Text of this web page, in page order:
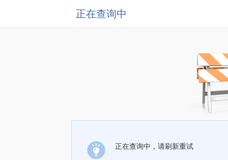
正在查询中
正在查询中，请刷新重试